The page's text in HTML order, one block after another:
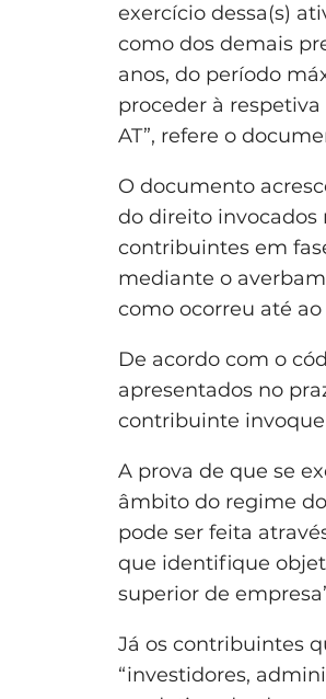
exercício dessa(s)
como dos demais
anos, do período
proceder à
AT”, refere o
O documento
do direito invocados
contribuintes em
mediante o
como ocorreu até
De acordo com o
apresentados no
contribuinte
A prova de que se
âmbito do regime
pode ser feita
que identifique
superior de
Já os contribuintes
“investidores,